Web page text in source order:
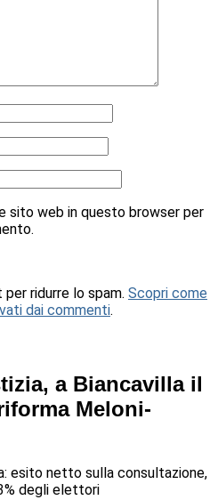
sito web in questo browser per
ridurre lo spam. Scopri come
dai commenti.
a Biancavilla il
Meloni-
esito netto sulla consultazione,
degli elettori